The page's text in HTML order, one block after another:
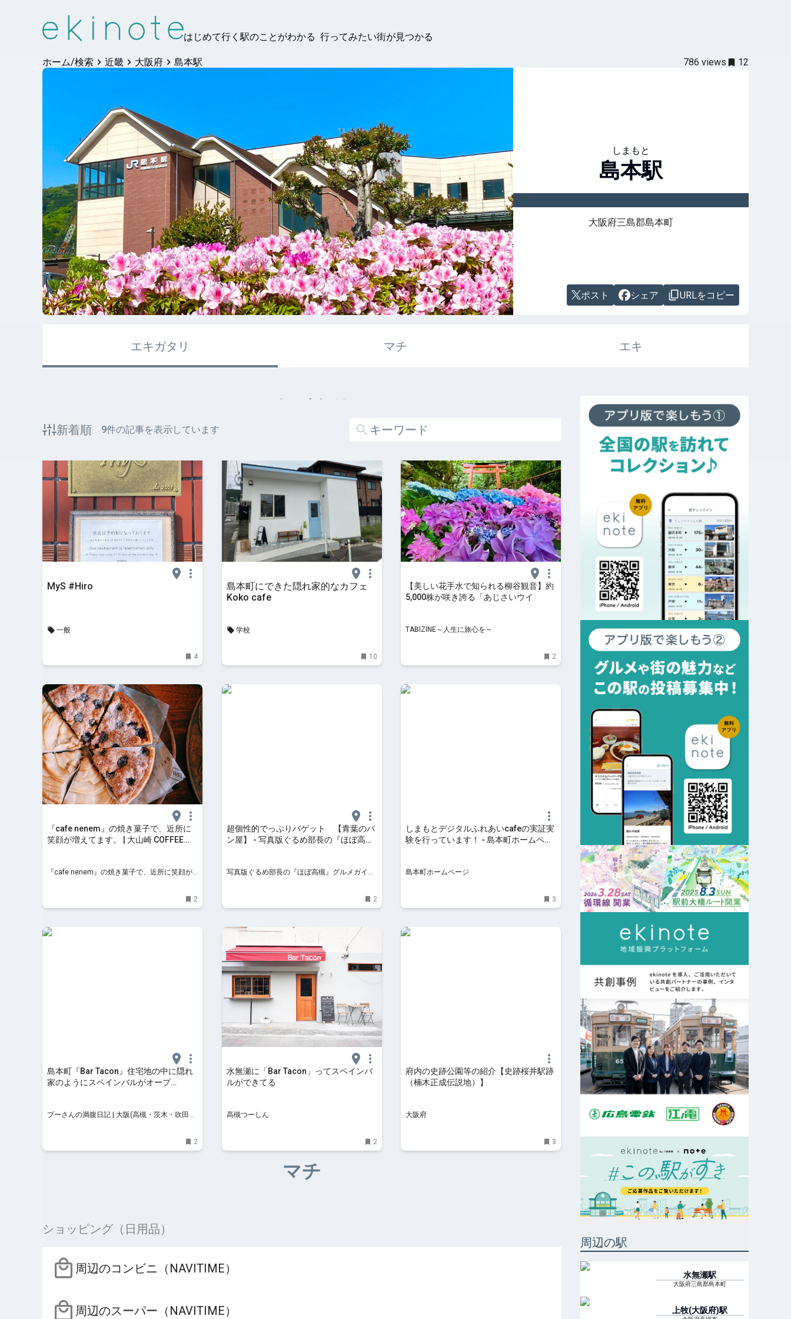
はじめて行く駅のことがわかる 行ってみたい街が見つかる
ホーム/検索 近畿 大阪府 島本駅 786 views 12
しまもと
島本駅
大阪府三島郡島本町
ポスト シェア URLをコピー
エキガタリ マチ エキ
エキガタリ
新着順 9件の記事を表示しています
MyS #Hiro
一般
4
島本町にできた隠れ家的なカフェ
Koko cafe
学校
10
【美しい花手水で知られる柳谷観音】約
5,000株が咲き誇る「あじさいウイ
TABIZINE～人生に旅心を～
2
『cafe nenem』の焼き菓子で、近所に
笑顔が増えてます。 | 大山崎 COFFEE
『cafe nenem』の焼き菓子で、近所に笑顔が
2
超個性的でっぷりバゲット 【青葉のパ
ン屋】 - 写真版ぐるめ部長の『ほぼ高
写真版ぐるめ部長の『ほぼ高槻』グルメガイド
2
しまもとデジタルふれあいcafeの実証実
験を行っています！ - 島本町ホームペー
島本町ホームページ
3
島本町『Bar Tacon』住宅地の中に隠れ
家のようにスペインバルがオープ
＆ディナー情報更新中！
プーさんの満腹日記 | 大阪(高槻・茨木・吹田・
2
水無瀬に「Bar Tacon」ってスペインバ
ルができてる
高槻つーしん
2
府内の史跡公園等の紹介【史跡桜井駅跡
（楠木正成伝説地）】
大阪府
3
マチ
ショッピング（日用品）
周辺のコンビニ（NAVITIME）
周辺のスーパー（NAVITIME）
周辺の駅
水無瀬駅
大阪府三島郡島本町
上牧(大阪府)駅